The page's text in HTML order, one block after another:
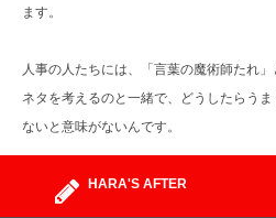
ます。
人事の人たちには、「言葉の魔術師たれ
ネタを考えるのと一緒で、どうしたらう
ないと意味がないんです。
HARA'S AFTER